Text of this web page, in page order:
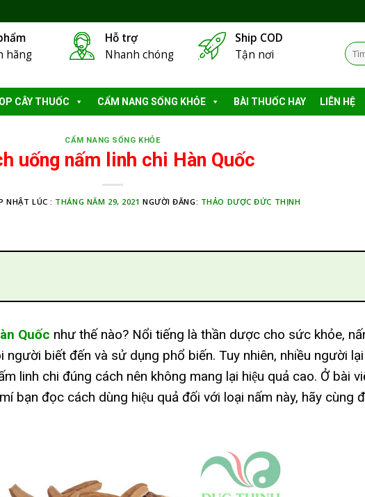
hãng
Hỗ trợ
Nhanh chóng
Ship COD
Tận nơi
Tìm
kiếm:
CÂY THUỐC CẨM NANG SỐNG KHỎE BÀI THUỐC HAY LIÊN HỆ
CẨM NANG SỐNG KHỎE
uống nấm linh chi Hàn Quốc
NHẬT LÚC : THÁNG NĂM 29, 2021 NGƯỜI ĐĂNG: THẢO DƯỢC ĐỨC THỊNH
Quốc như thế nào? Nổi tiếng là thần dược cho sức khỏe,
người biết đến và sử dụng phổ biến. Tuy nhiên, nhiều người lại
linh chi đúng cách nên không mang lại hiệu quả cao. Ở bài
bạn đọc cách dùng hiệu quả đối với loại nấm này, hãy cùng